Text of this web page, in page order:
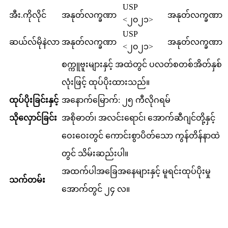
အီး.ကိုလိုင် အနုတ်လက္ခဏာ
USP
<၂၀၂၁>
အနုတ်လက္ခဏာ
ဆယ်လ်မိုနဲလာ အနုတ်လက္ခဏာ
USP
<၂၀၂၁>
အနုတ်လက္ခဏာ
ထုပ်ပိုးခြင်းနှင့်
သိုလှောင်ခြင်း
စက္ကူဗူးများနှင့် အထဲတွင် ပလတ်စတစ်အိတ်နှစ်
လုံးဖြင့် ထုပ်ပိုးထားသည်။
အနောက်မြောက်: ၂၅ ကီလိုဂရမ်
အစိုဓာတ်၊ အလင်းရောင်၊ အောက်ဆီဂျင်တို့နှင့်
ဝေးဝေးတွင် ကောင်းစွာပိတ်သော ကွန်တိန်နာထဲ
တွင် သိမ်းဆည်းပါ။
သက်တမ်း
အထက်ပါအခြေအနေများနှင့် မူရင်းထုပ်ပိုးမှု
အောက်တွင် ၂၄ လ။